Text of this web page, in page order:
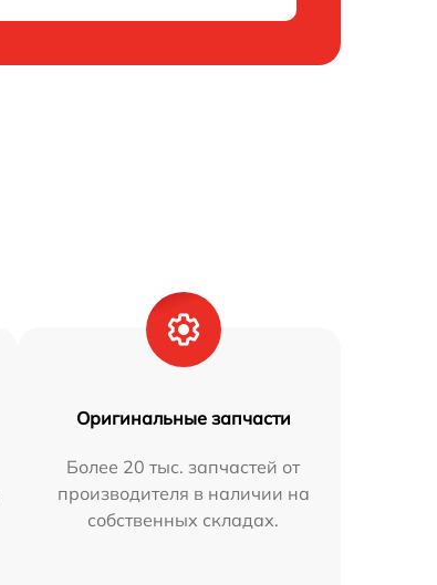
Оригинальные запчасти
Более 20 тыс. запчастей от
производителя в наличии на
собственных складах.